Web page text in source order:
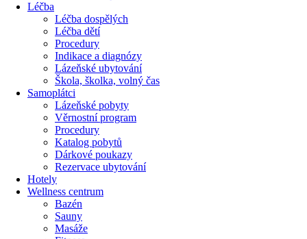
Léčba
Léčba dospělých
Léčba dětí
Procedury
Indikace a diagnózy
Lázeňské ubytování
Škola, školka, volný čas
Samoplátci
Lázeňské pobyty
Věrnostní program
Procedury
Katalog pobytů
Dárkové poukazy​
Rezervace ubytování
Hotely
Wellness centrum
Bazén
Sauny
Masáže